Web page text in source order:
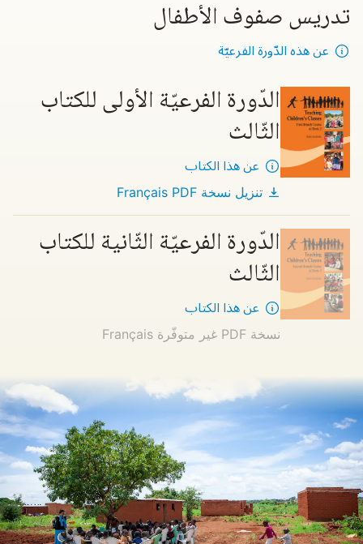
تدريس صفوف الأطفال
عن هذه الدّورة الفرعيّة
الدّورة الفرعيّة الأولى للكتاب
الثّالث
عن هذا الكتاب
تنزيل نسخة PDF Français
الدّورة الفرعيّة الثّانية للكتاب
الثّالث
عن هذا الكتاب
نسخة PDF غير متوفّرة Français